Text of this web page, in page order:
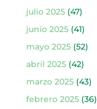
julio 2025(47)
junio 2025(41)
mayo 2025(52)
abril 2025(42)
marzo 2025(43)
febrero 2025(36)